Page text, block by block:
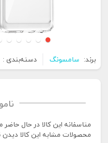
برند: سامسونگ دسته‌بندی :
متاسفانه این کالا در حال
محصولات مشابه این کالا دیدن